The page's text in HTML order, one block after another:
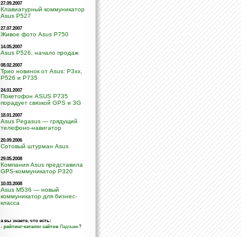
27.09.2007
Клавиатурный коммуникатор
Asus P527
27.07.2007
Живое фото Asus P750
14.05.2007
Asus P526, начало продаж
08.02.2007
Трио новинок от Asus: P3xx,
P526 и P735
24.01.2007
Покетофон ASUS P735
порадует связкой GPS и 3G
18.01.2007
Asus Pegasus — грядущий
телефоно-навигатор
20.09.2006
Сотовый штурман Asus
29.05.2008
Компания Asus представила
GPS-коммуникатор P320
10.03.2008
Asus M536 — новый
коммуникатор для бизнес-
класса
а вы знаете, что есть:
- рейтинг-каталог сайтов Ладошек?